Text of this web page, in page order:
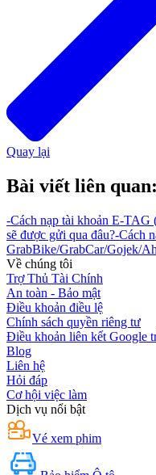
Quay lại
Bài viết liên quan:
-Cách nạp tài khoản E-
sẽ được gửi qua đâu?-Cách
GrabBike/GrabCar/Gojek/
Về chúng tôi
Trợ Thủ Tài Chính
An toàn - Bảo mật
Điều khoản điều lệ
Chính sách quyền riêng tư
Điều khoản liên kết Google
Blog
Liên hệ
Hỏi đáp
Cơ hội việc làm
Dịch vụ nổi bật
Vé xem phim